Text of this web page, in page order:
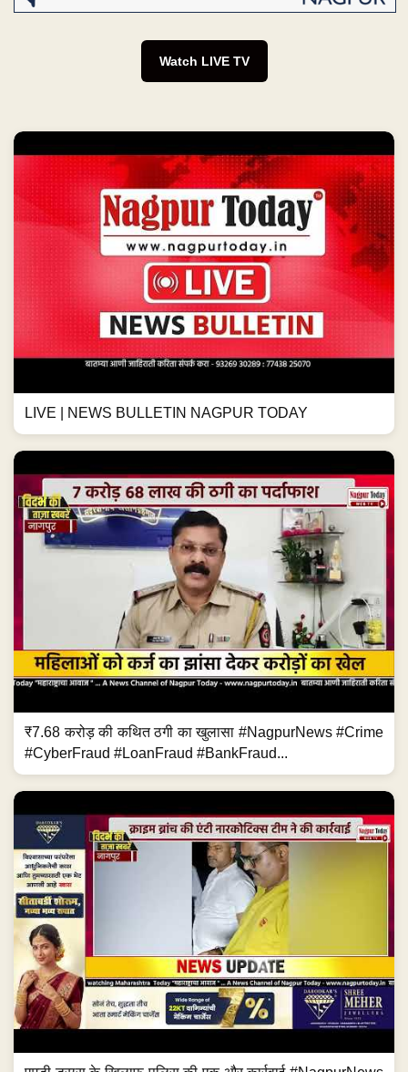
Watch LIVE TV
LIVE | NEWS BULLETIN NAGPUR TODAY
₹7.68 करोड़ की कथित ठगी का खुलासा #NagpurNews #Crime
#CyberFraud #LoanFraud #BankFraud...